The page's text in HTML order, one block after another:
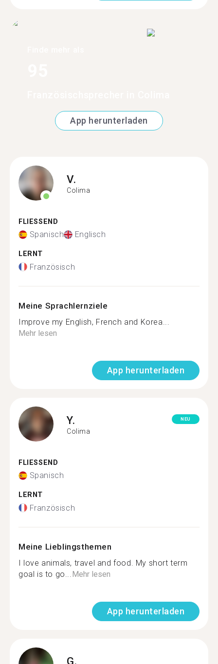
App herunterladen
V.
Colima
FLIESSEND
Spanisch Englisch
LERNT
Französisch
Meine Sprachlernziele
Improve my English, French and Korea...
Mehr lesen
App herunterladen
Y.
Colima
NEU
FLIESSEND
Spanisch
LERNT
Französisch
Meine Lieblingsthemen
I love animals, travel and food. My short term
goal is to go... Mehr lesen
App herunterladen
G.